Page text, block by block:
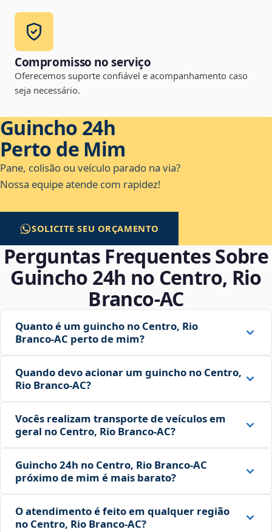
Compromisso no serviço
Oferecemos suporte confiável e acompanhamento caso
seja necessário.
Guincho 24h
Perto de Mim
Pane, colisão ou veículo parado na via?
Nossa equipe atende com rapidez!
SOLICITE SEU ORÇAMENTO
Perguntas Frequentes Sobre
Guincho 24h no Centro, Rio
Branco‑AC
Quanto é um guincho no Centro, Rio
Branco‑AC perto de mim?
Quando devo acionar um guincho no Centro,
Rio Branco‑AC?
Vocês realizam transporte de veículos em
geral no Centro, Rio Branco‑AC?
Guincho 24h no Centro, Rio Branco‑AC
próximo de mim é mais barato?
O atendimento é feito em qualquer região
no Centro, Rio Branco‑AC?